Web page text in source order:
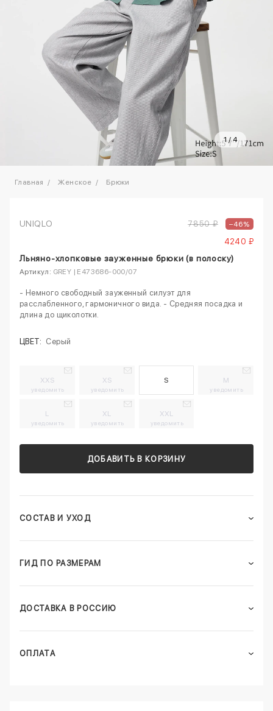
1/4
Главная Женское Брюки
UNIQLO 7850 ₽ –46%
4240 ₽
Льняно-хлопковые зауженные брюки (в полоску)
Артикул: GREY | E473686-000/07
- Немного свободный зауженный силуэт для
расслабленного, гармоничного вида. - Средняя посадка и
длина до щиколотки.
ЦВЕТ: Серый
XXS
уведомить
XS
уведомить
S M
уведомить
L
уведомить
XL
уведомить
XXL
уведомить
ДОБАВИТЬ В КОРЗИНУ
СОСТАВ И УХОД
ГИД ПО РАЗМЕРАМ
ДОСТАВКА В РОССИЮ
ОПЛАТА